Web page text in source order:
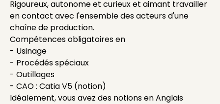
Rigoureux, autonome et curieux et aimant travailler
en contact avec l'ensemble des acteurs d'une
chaîne de production.
Compétences obligatoires en
- Usinage
- Procédés spéciaux
- Outillages
- CAO : Catia V5 (notion)
Idéalement, vous avez des notions en Anglais